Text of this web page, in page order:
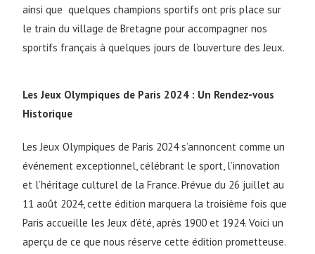
ainsi que quelques champions sportifs ont pris place sur
le train du village de Bretagne pour accompagner nos
sportifs français à quelques jours de l’ouverture des Jeux.
Les Jeux Olympiques de Paris 2024 : Un Rendez-vous
Historique
Les Jeux Olympiques de Paris 2024 s’annoncent comme un
événement exceptionnel, célébrant le sport, l’innovation
et l’héritage culturel de la France. Prévue du 26 juillet au
11 août 2024, cette édition marquera la troisième fois que
Paris accueille les Jeux d’été, après 1900 et 1924. Voici un
aperçu de ce que nous réserve cette édition prometteuse.